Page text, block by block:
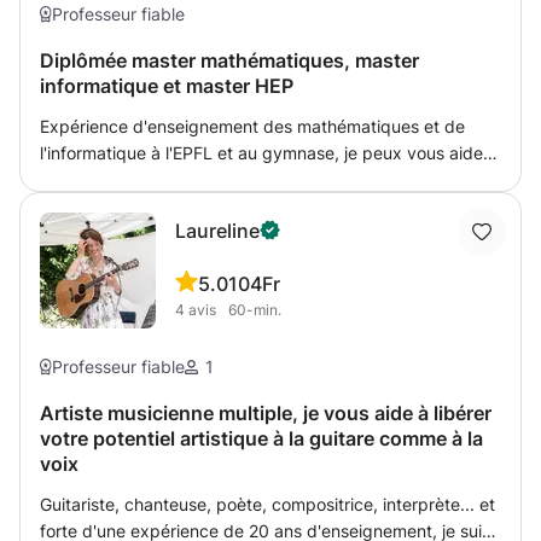
patience. L’objectif est que l’élève comprenne vraiment,
flexible sur les horaires. N’hésitez pas à me contacter
pour discuter des besoins spécifiques de votre enfant.
Professeur fiable
Diplômée master mathématiques, master
informatique et master HEP
Expérience d'enseignement des mathématiques et de
l'informatique à l'EPFL et au gymnase, je peux vous aider
que l'analyse en première année de l'EPFL.
Laureline
5.0
4 avis
104Fr
60-min.
Professeur fiable 1
Artiste musicienne multiple, je vous aide à libérer
votre potentiel artistique à la guitare comme à la
voix
Guitariste, chanteuse, poète, compositrice, interprète... et
forte d'une expérience de 20 ans d'enseignement, je suis